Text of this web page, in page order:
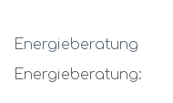
Energieberatung
Energieberatung: